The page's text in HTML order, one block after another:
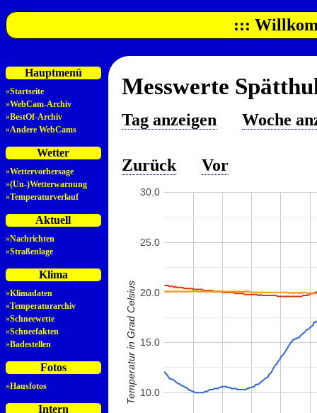
:::
Hauptmenü
»Startseite
»WebCam-Archiv
»BestOf-Archiv
»Andere WebCams
Wetter
»Wettervorhersage
»(Un-)Wetterwarnung
»Temperaturverlauf
Aktuell
»Nachrichten
»Straßenlage
Klima
»Klimadaten
»Temperaturarchiv
»Schneewette
»Schneefakten
»Badestellen
Fotos
»Hausfotos
Intern
Messwerte
Tag anzeigen Woche
Zurück Vor
10.0
15.0
20.0
25.0
30.0
Temperatur in Grad Celsius